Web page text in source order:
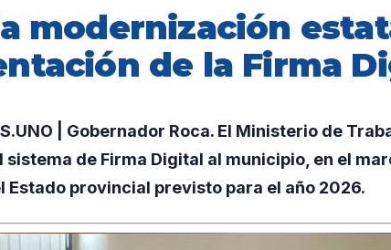
modernización
de la Firma
| Gobernador Roca. El Ministerio de
sistema de Firma Digital al municipio, en el
Estado provincial previsto para el año 2026.